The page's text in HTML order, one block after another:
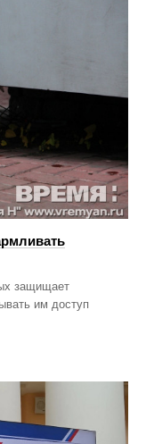
защищает
им доступ